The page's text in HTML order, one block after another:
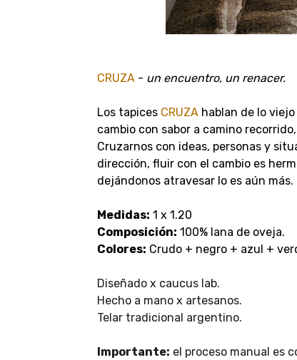
CRUZA- un encuentro, un renacer.
Los tapices CRUZAhablan de lo viejo
cambio con sabor a camino
Cruzarnos con ideas, personas y
dirección, fluir con el cambio es
dejándonos atravesar lo es aún más.
Medidas: 1 x 1.20
Composición: 100% lana de oveja.
Colores: Crudo + negro + azul +
Diseñado x caucus lab.
Hecho a mano x artesanos.
Telar tradicional argentino.
Importante: el proceso manual es